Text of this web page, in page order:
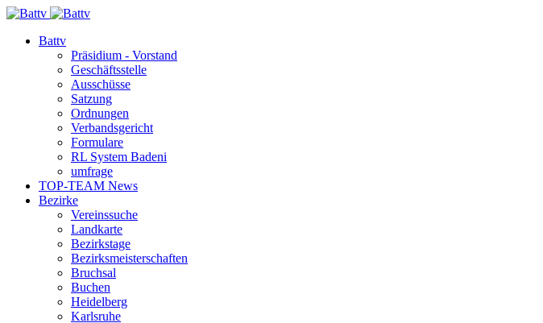
Battv
Präsidium - Vorstand
Geschäftsstelle
Ausschüsse
Satzung
Ordnungen
Verbandsgericht
Formulare
RL System Badeni
umfrage
TOP-TEAM News
Bezirke
Vereinssuche
Landkarte
Bezirkstage
Bezirksmeisterschaften
Bruchsal
Buchen
Heidelberg
Karlsruhe